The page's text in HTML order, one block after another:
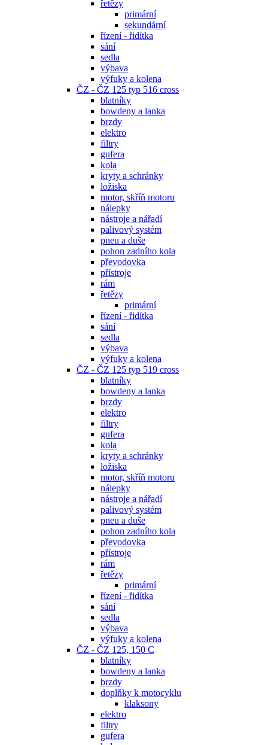
řetězy
primární
sekundární
řízení - řidítka
sání
sedla
výbava
výfuky a kolena
ČZ - ČZ 125 typ 516 cross
blatníky
bowdeny a lanka
brzdy
elektro
filtry
gufera
kola
kryty a schránky
ložiska
motor, skříň motoru
nálepky
nástroje a nářadí
palivový systém
pneu a duše
pohon zadního kola
převodovka
přístroje
rám
řetězy
primární
řízení - řidítka
sání
sedla
výbava
výfuky a kolena
ČZ - ČZ 125 typ 519 cross
blatníky
bowdeny a lanka
brzdy
elektro
filtry
gufera
kola
kryty a schránky
ložiska
motor, skříň motoru
nálepky
nástroje a nářadí
palivový systém
pneu a duše
pohon zadního kola
převodovka
přístroje
rám
řetězy
primární
řízení - řidítka
sání
sedla
výbava
výfuky a kolena
ČZ - ČZ 125, 150 C
blatníky
bowdeny a lanka
brzdy
doplňky k motocyklu
klaksony
elektro
filtry
gufera